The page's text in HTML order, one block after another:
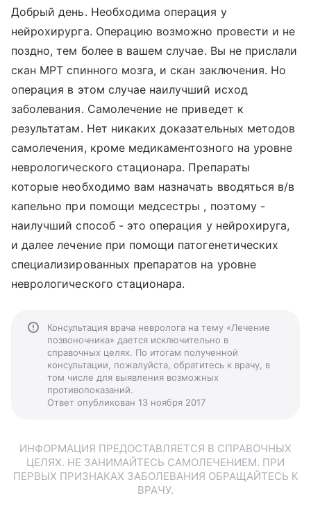
Добрый день. Необходима операция у
нейрохирурга. Операцию возможно провести и не
поздно, тем более в вашем случае. Вы не прислали
скан МРТ спинного мозга, и скан заключения. Но
операция в этом случае наилучший исход
заболевания. Самолечение не приведет к
результатам. Нет никаких доказательных методов
самолечения, кроме медикаментозного на уровне
неврологического стационара. Препараты
которые необходимо вам назначать вводяться в/в
капельно при помощи медсестры , поэтому -
наилучший способ - это операция у нейрохируга,
и далее лечение при помощи патогенетических
специализированных препаратов на уровне
неврологического стационара.
Консультация врача невролога на тему «Лечение
позвоночника» дается исключительно в
справочных целях. По итогам полученной
консультации, пожалуйста, обратитесь к врачу, в
том числе для выявления возможных
противопоказаний.
Ответ опубликован 13 ноября 2017
ИНФОРМАЦИЯ ПРЕДОСТАВЛЯЕТСЯ В СПРАВОЧНЫХ
ЦЕЛЯХ. НЕ ЗАНИМАЙТЕСЬ САМОЛЕЧЕНИЕМ. ПРИ
ПЕРВЫХ ПРИЗНАКАХ ЗАБОЛЕВАНИЯ ОБРАЩАЙТЕСЬ К
ВРАЧУ.